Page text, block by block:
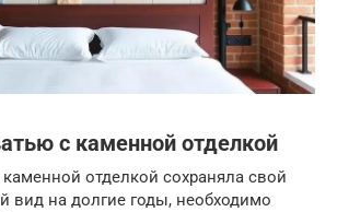
с каменной отделкой
отделкой сохраняла свой
вид на долгие годы, необходимо